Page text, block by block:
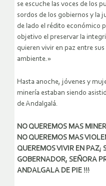
se escuche las voces de los
sordos de los gobiernos y la
de lado el rédito económico
objetivo el preservar la
quieren vivir en paz entre
ambiente.»
Hasta anoche, jóvenes y
minería estaban siendo
de Andalgalá.
NO QUEREMOS MAS
NO QUEREMOS MAS
QUEREMOS VIVIR EN PAZ;
GOBERNADOR, SEÑORA
ANDALGALA DE PIE !!!